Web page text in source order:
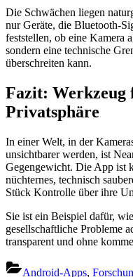
Die Schwächen liegen
nur Geräte, die
feststellen, ob eine Kamera
sondern eine technische
überschreiten kann.
Fazit: Werkzeug
Privatsphäre
In einer Welt, in der
unsichtbarer werden, ist
Gegengewicht. Die App ist
nüchternes, technisch
Stück Kontrolle über ihre
Sie ist ein Beispiel dafür,
gesellschaftliche Probleme
transparent und ohne
Android-Apps,